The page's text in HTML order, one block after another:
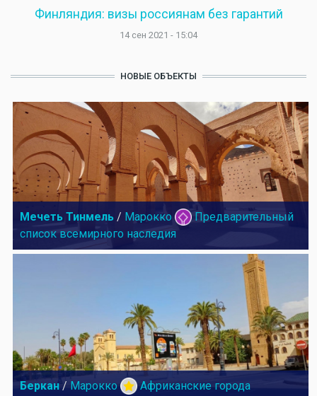
Финляндия: визы россиянам без гарантий
14 сен 2021 - 15:04
НОВЫЕ ОБЪЕКТЫ
Мечеть Тинмель / Марокко
Предварительный
список всемирного наследия
Беркан / Марокко Африканские города